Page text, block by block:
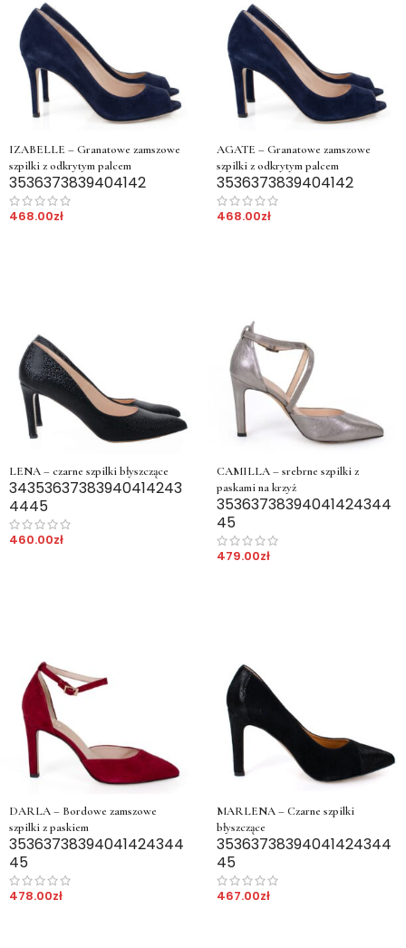
IZABELLE – Granatowe zamszowe
szpilki z odkrytym palcem
3536373839404142
468.00zł
AGATE – Granatowe zamszowe
szpilki z odkrytym palcem
3536373839404142
468.00zł
LENA – czarne szpilki błyszczące
34353637383940414243
4445
460.00zł
CAMILLA – srebrne szpilki z
paskami na krzyż
35363738394041424344
45
479.00zł
DARLA – Bordowe zamszowe
szpilki z paskiem
35363738394041424344
45
478.00zł
MARLENA – Czarne szpilki
błyszczące
35363738394041424344
45
467.00zł